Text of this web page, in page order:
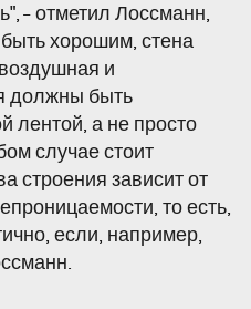
- отметил Лоссманн,
хорошим, стена
и
должны быть
лентой, а не просто
случае стоит
строения зависит от
то есть,
если, например,